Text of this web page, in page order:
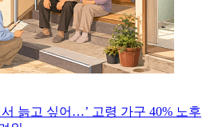
서 늙고 싶어…’ 고령 가구 40% 노후